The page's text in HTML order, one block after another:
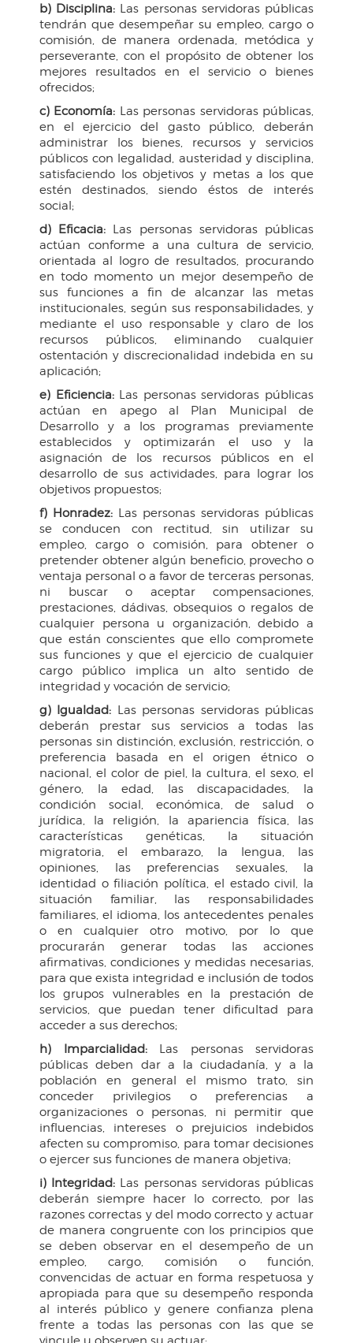
b) Disciplina: Las personas servidoras públicas
tendrán que desempeñar su empleo, cargo o
comisión, de manera ordenada, metódica y
perseverante, con el propósito de obtener los
mejores resultados en el servicio o bienes
ofrecidos;
c) Economía: Las personas servidoras públicas,
en el ejercicio del gasto público, deberán
administrar los bienes, recursos y servicios
públicos con legalidad, austeridad y disciplina,
satisfaciendo los objetivos y metas a los que
estén destinados, siendo éstos de interés
social;
d) Eficacia: Las personas servidoras públicas
actúan conforme a una cultura de servicio,
orientada al logro de resultados, procurando
en todo momento un mejor desempeño de
sus funciones a fin de alcanzar las metas
institucionales, según sus responsabilidades, y
mediante el uso responsable y claro de los
recursos públicos, eliminando cualquier
ostentación y discrecionalidad indebida en su
aplicación;
e) Eficiencia:Las personas servidoras públicas
actúan en apego al Plan Municipal de
Desarrollo y a los programas previamente
establecidos y optimizarán el uso y la
asignación de los recursos públicos en el
desarrollo de sus actividades, para lograr los
objetivos propuestos;
f) Honradez: Las personas servidoras públicas
se conducen con rectitud, sin utilizar su
empleo, cargo o comisión, para obtener o
pretender obtener algún beneficio, provecho o
ventaja personal o a favor de terceras personas,
ni buscar o aceptar compensaciones,
prestaciones, dádivas, obsequios o regalos de
cualquier persona u organización, debido a
que están conscientes que ello compromete
sus funciones y que el ejercicio de cualquier
cargo público implica un alto sentido de
integridad y vocación de servicio;
g) Igualdad: Las personas servidoras públicas
deberán prestar sus servicios a todas las
personas sin distinción, exclusión, restricción, o
preferencia basada en el origen étnico o
nacional, el color de piel, la cultura, el sexo, el
género, la edad, las discapacidades, la
condición social, económica, de salud o
jurídica, la religión, la apariencia física, las
características genéticas, la situación
migratoria, el embarazo, la lengua, las
opiniones, las preferencias sexuales, la
identidad o filiación política, el estado civil, la
situación familiar, las responsabilidades
familiares, el idioma, los antecedentes penales
o en cualquier otro motivo, por lo que
procurarán generar todas las acciones
afirmativas, condiciones y medidas necesarias,
para que exista integridad e inclusión de todos
los grupos vulnerables en la prestación de
servicios, que puedan tener dificultad para
acceder a sus derechos;
h) Imparcialidad:Las personas servidoras
públicas deben dar a la ciudadanía, y a la
población en general el mismo trato, sin
conceder privilegios o preferencias a
organizaciones o personas, ni permitir que
influencias, intereses o prejuicios indebidos
afecten su compromiso, para tomar decisiones
o ejercer sus funciones de manera objetiva;
i) Integridad: Las personas servidoras públicas
deberán siempre hacer lo correcto, por las
razones correctas y del modo correcto y actuar
de manera congruente con los principios que
se deben observar en el desempeño de un
empleo, cargo, comisión o función,
convencidas de actuar en forma respetuosa y
apropiada para que su desempeño responda
al interés público y genere confianza plena
frente a todas las personas con las que se